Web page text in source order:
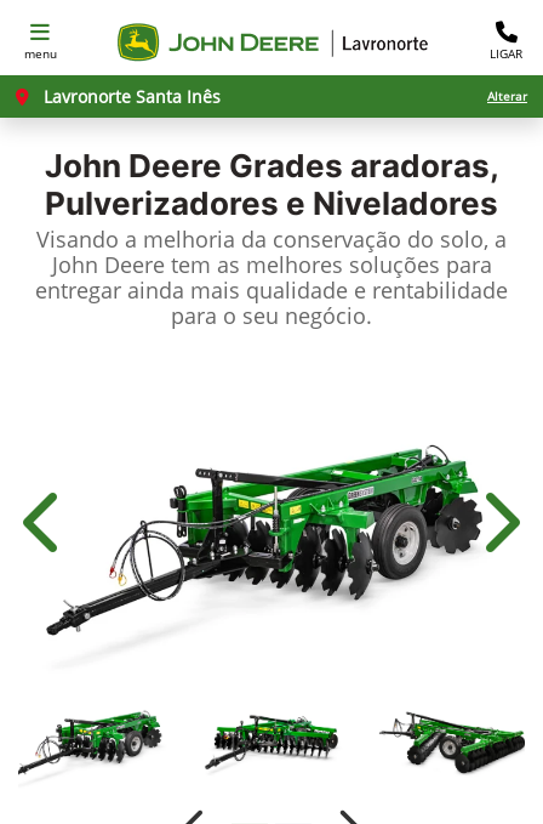
menu LIGAR
Lavronorte Santa Inês Alterar
John Deere Grades aradoras,
Pulverizadores e Niveladores
Visando a melhoria da conservação do solo, a
John Deere tem as melhores soluções para
entregar ainda mais qualidade e rentabilidade
para o seu negócio.
Anterior